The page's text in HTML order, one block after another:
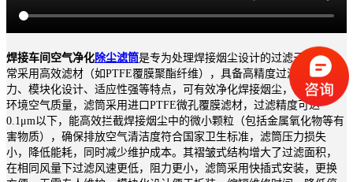
焊接车间空气净化除尘滤筒是专为处理焊接烟尘设计的过滤元件，通
常采用高效滤材（如PTFE覆膜聚酯纤维），具备高精度过滤、低阻
力、模块化设计、适应性强等特点，可有效净化焊接烟尘，保障作业
环境空气质量，滤筒采用进口PTFE微孔覆膜滤材，过滤精度可达
0.1μm以下，能高效拦截焊接烟尘中的微小颗粒（包括金属氧化物等有
害物质），确保排放空气清洁度符合国家卫生标准，滤筒压力损失
小，降低能耗，同时减少维护成本。其褶皱式结构增大了过滤面积，
在相同风量下过滤风速更低，阻力更小，滤筒采用快插式安装，更换